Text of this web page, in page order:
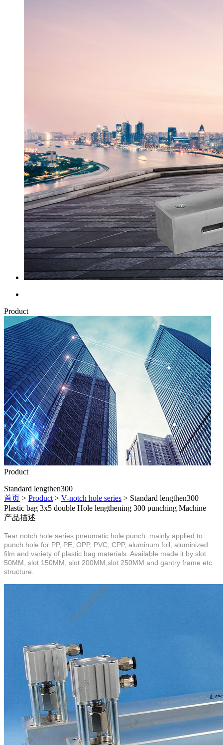
Product
Product
Standard lengthen300
首页 > Product > V-notch hole series > Standard lengthen300
Plastic bag 3x5 double Hole lengthening 300 punching Machine
产品描述
Tear notch hole series pneumatic hole punch: mainly applied to
punch hole for PP, PE, OPP, PVC, CPP, aluminum foil, aluminized
film and variety of plastic bag materials. Available made it by slot
50MM, slot 150MM, slot 200MM,slot 250MM and gantry frame etc
structure.